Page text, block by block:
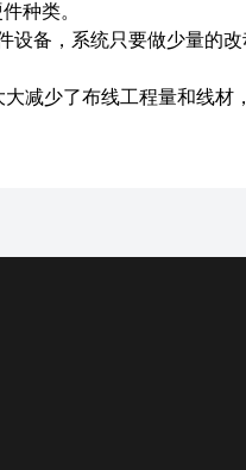
种类。
备，系统只要做少量的
减少了布线工程量和线材